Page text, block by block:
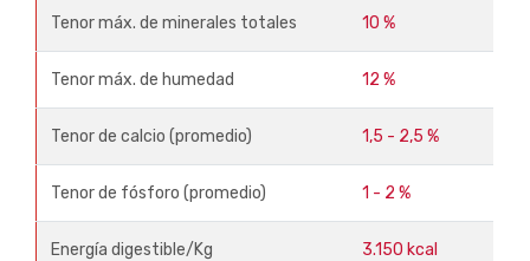
Tenor máx. de minerales totales 10 %
Tenor máx. de humedad 12 %
Tenor de calcio (promedio) 1,5 - 2,5 %
Tenor de fósforo (promedio) 1 - 2 %
Energía digestible/Kg 3.150 kcal